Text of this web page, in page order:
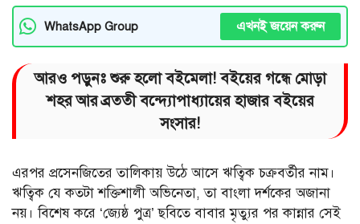
WhatsApp Group এখনই জয়েন করুন
আরও পড়ুনঃ শুরু হলো বইমেলা! বইয়ের গন্ধে মোড়া
শহর আর ব্রততী বন্দ্যোপাধ্যায়ের হাজার বইয়ের
সংসার!
এরপর প্রসেনজিতের তালিকায় উঠে আসে ঋত্বিক চক্রবর্তীর নাম।
ঋত্বিক যে কতটা শক্তিশালী অভিনেতা, তা বাংলা দর্শকের অজানা
নয়। বিশেষ করে ‘জ্যেষ্ঠ পুত্র’ ছবিতে বাবার মৃত্যুর পর কান্নার সেই